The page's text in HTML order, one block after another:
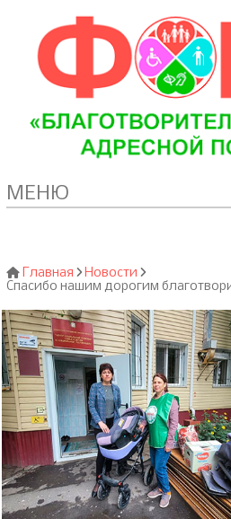
МЕНЮ
Главная
Новости
Спасибо нашим дорогим